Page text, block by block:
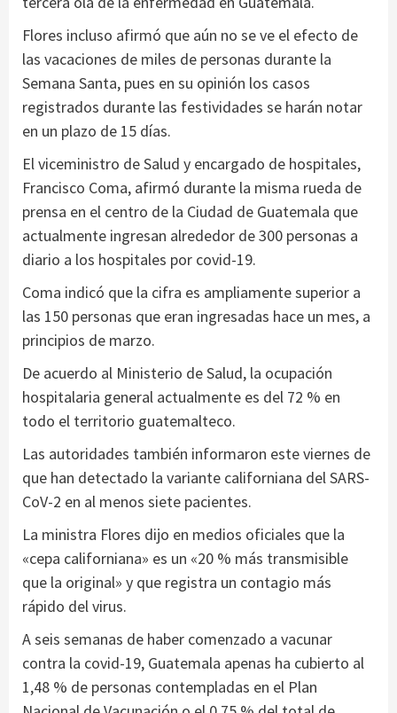
Flores incluso afirmó que aún no se ve el efecto de
las vacaciones de miles de personas durante la
Semana Santa, pues en su opinión los casos
registrados durante las festividades se harán notar
en un plazo de 15 días.
El viceministro de Salud y encargado de hospitales,
Francisco Coma, afirmó durante la misma rueda de
prensa en el centro de la Ciudad de Guatemala que
actualmente ingresan alrededor de 300 personas a
diario a los hospitales por covid-19.
Coma indicó que la cifra es ampliamente superior a
las 150 personas que eran ingresadas hace un mes, a
principios de marzo.
De acuerdo al Ministerio de Salud, la ocupación
hospitalaria general actualmente es del 72 % en
todo el territorio guatemalteco.
Las autoridades también informaron este viernes de
que han detectado la variante californiana del SARS-
CoV-2 en al menos siete pacientes.
La ministra Flores dijo en medios oficiales que la
«cepa californiana» es un «20 % más transmisible
que la original» y que registra un contagio más
rápido del virus.
A seis semanas de haber comenzado a vacunar
contra la covid-19, Guatemala apenas ha cubierto al
1,48 % de personas contempladas en el Plan